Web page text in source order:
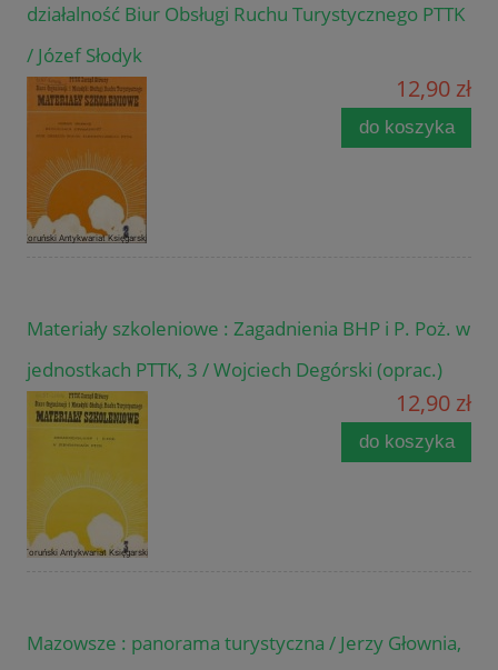
działalność Biur Obsługi Ruchu Turystycznego PTTK
/ Józef Słodyk
12,90 zł
do koszyka
Materiały szkoleniowe : Zagadnienia BHP i P. Poż. w
jednostkach PTTK, 3 / Wojciech Degórski (oprac.)
12,90 zł
do koszyka
Mazowsze : panorama turystyczna / Jerzy Głownia,